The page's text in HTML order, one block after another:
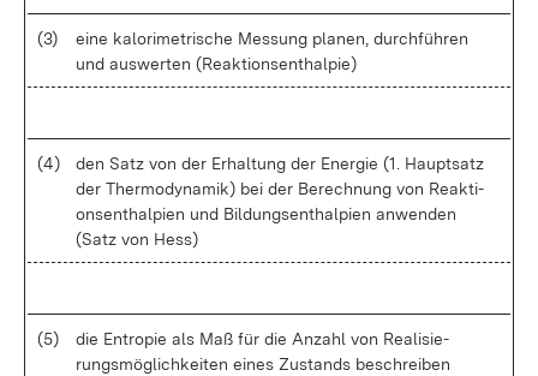
(3)
ei­ne ka­lo­ri­me­tri­sche Mes­sung pla­nen, durch­füh­ren
und aus­wer­ten (Re­ak­ti­ons­ent­hal­pie)
(4)
den Satz von der Er­hal­tung der Ener­gie (1. Haupt­satz
der Ther­mo­dy­na­mik) bei der Be­rech­nung von Re­ak­ti­
ons­ent­hal­pi­en und Bil­dungs­ent­hal­pi­en an­wen­den
(Satz von Hess)
(5)
die En­tro­pie als Maß für die An­zahl von Rea­li­sie­
rungs­mög­lich­kei­ten ei­nes Zu­stands be­schrei­ben